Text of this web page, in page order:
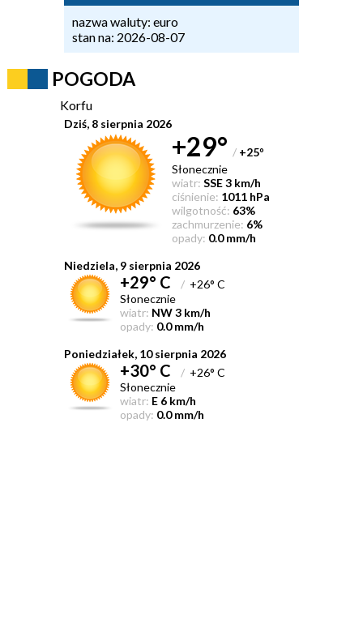
nazwa waluty: euro
stan na: 2026-08-07
POGODA
Korfu
Dziś, 8 sierpnia 2026
+29° / +25°
Słonecznie
wiatr: SSE 3 km/h
ciśnienie: 1011 hPa
wilgotność: 63%
zachmurzenie: 6%
opady: 0.0 mm/h
Niedziela, 9 sierpnia 2026
+29° C /+26° C
Słonecznie
wiatr: NW 3 km/h
opady: 0.0 mm/h
Poniedziałek, 10 sierpnia 2026
+30° C /+26° C
Słonecznie
wiatr: E 6 km/h
opady: 0.0 mm/h